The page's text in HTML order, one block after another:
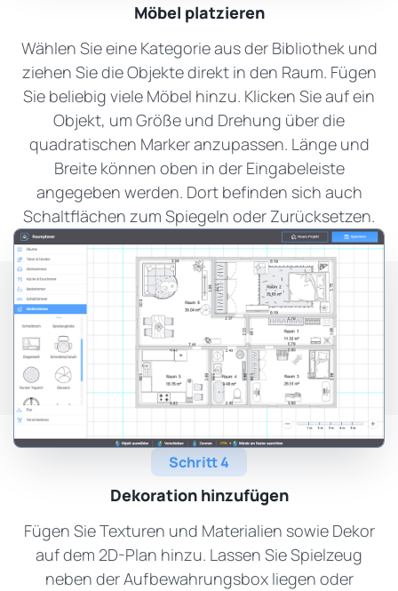
Möbel platzieren
Wählen Sie eine Kategorie aus der Bibliothek und
ziehen Sie die Objekte direkt in den Raum. Fügen
Sie beliebig viele Möbel hinzu. Klicken Sie auf ein
Objekt, um Größe und Drehung über die
quadratischen Marker anzupassen. Länge und
Breite können oben in der Eingabeleiste
angegeben werden. Dort befinden sich auch
Schaltflächen zum Spiegeln oder Zurücksetzen.
Schritt 4
Dekoration hinzufügen
Fügen Sie Texturen und Materialien sowie Dekor
auf dem 2D-Plan hinzu. Lassen Sie Spielzeug
neben der Aufbewahrungsbox liegen oder